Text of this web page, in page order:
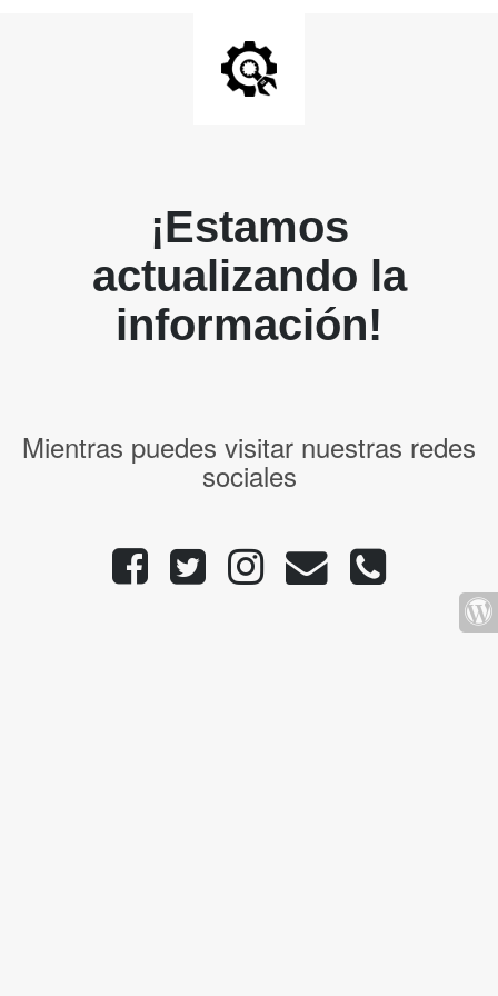
¡Estamos
actualizando la
información!
Mientras puedes visitar nuestras redes
sociales